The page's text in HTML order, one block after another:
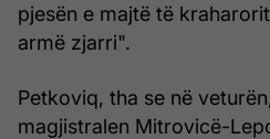
pjesën e majtë të
armë zjarri".
Petkoviq, tha se në
magjistralen Mitrovicë-